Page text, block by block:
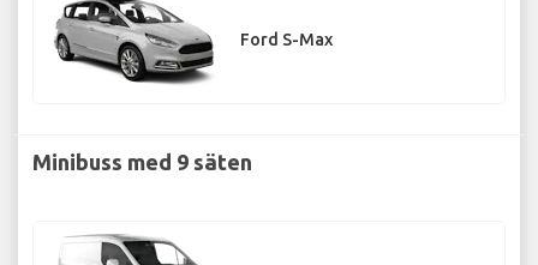
Ford S-Max
Minibuss med 9 säten